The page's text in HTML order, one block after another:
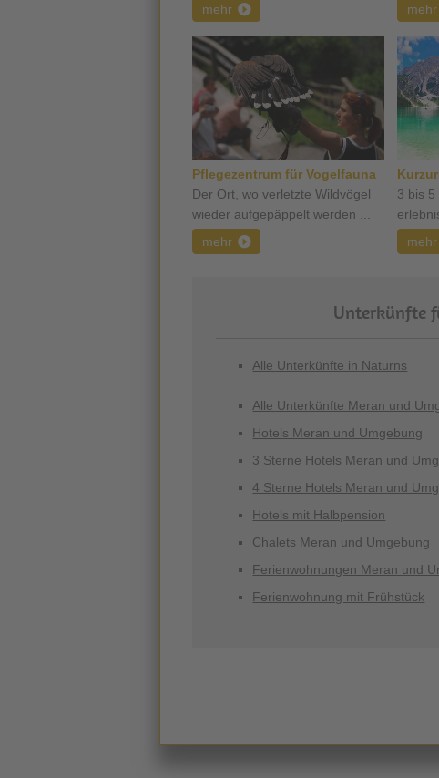
mehr
mehr
Pflegezentrum für Vogelfauna
Der Ort, wo verletzte Wildvögel
wieder aufgepäppelt werden ...
mehr
3 bis 5
mehr
Unterkünfte
Alle Unterkünfte in Naturns
Alle Unterkünfte Meran und
Hotels Meran und Umgebung
3 Sterne Hotels Meran und
4 Sterne Hotels Meran und
Hotels mit Halbpension
Chalets Meran und Umgebung
Ferienwohnungen Meran und
Ferienwohnung mit Frühstück